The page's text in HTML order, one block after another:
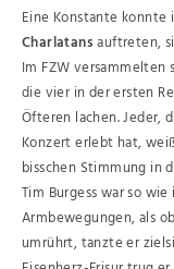
Eine Konstante
Charlatansauftreten,
Im FZW
die vier in der ersten
Öfteren lachen. Jeder,
Konzert erlebt hat,
bisschen Stimmung in
Tim Burgess war so
Armbewegungen, als
umrührt, tanzte er